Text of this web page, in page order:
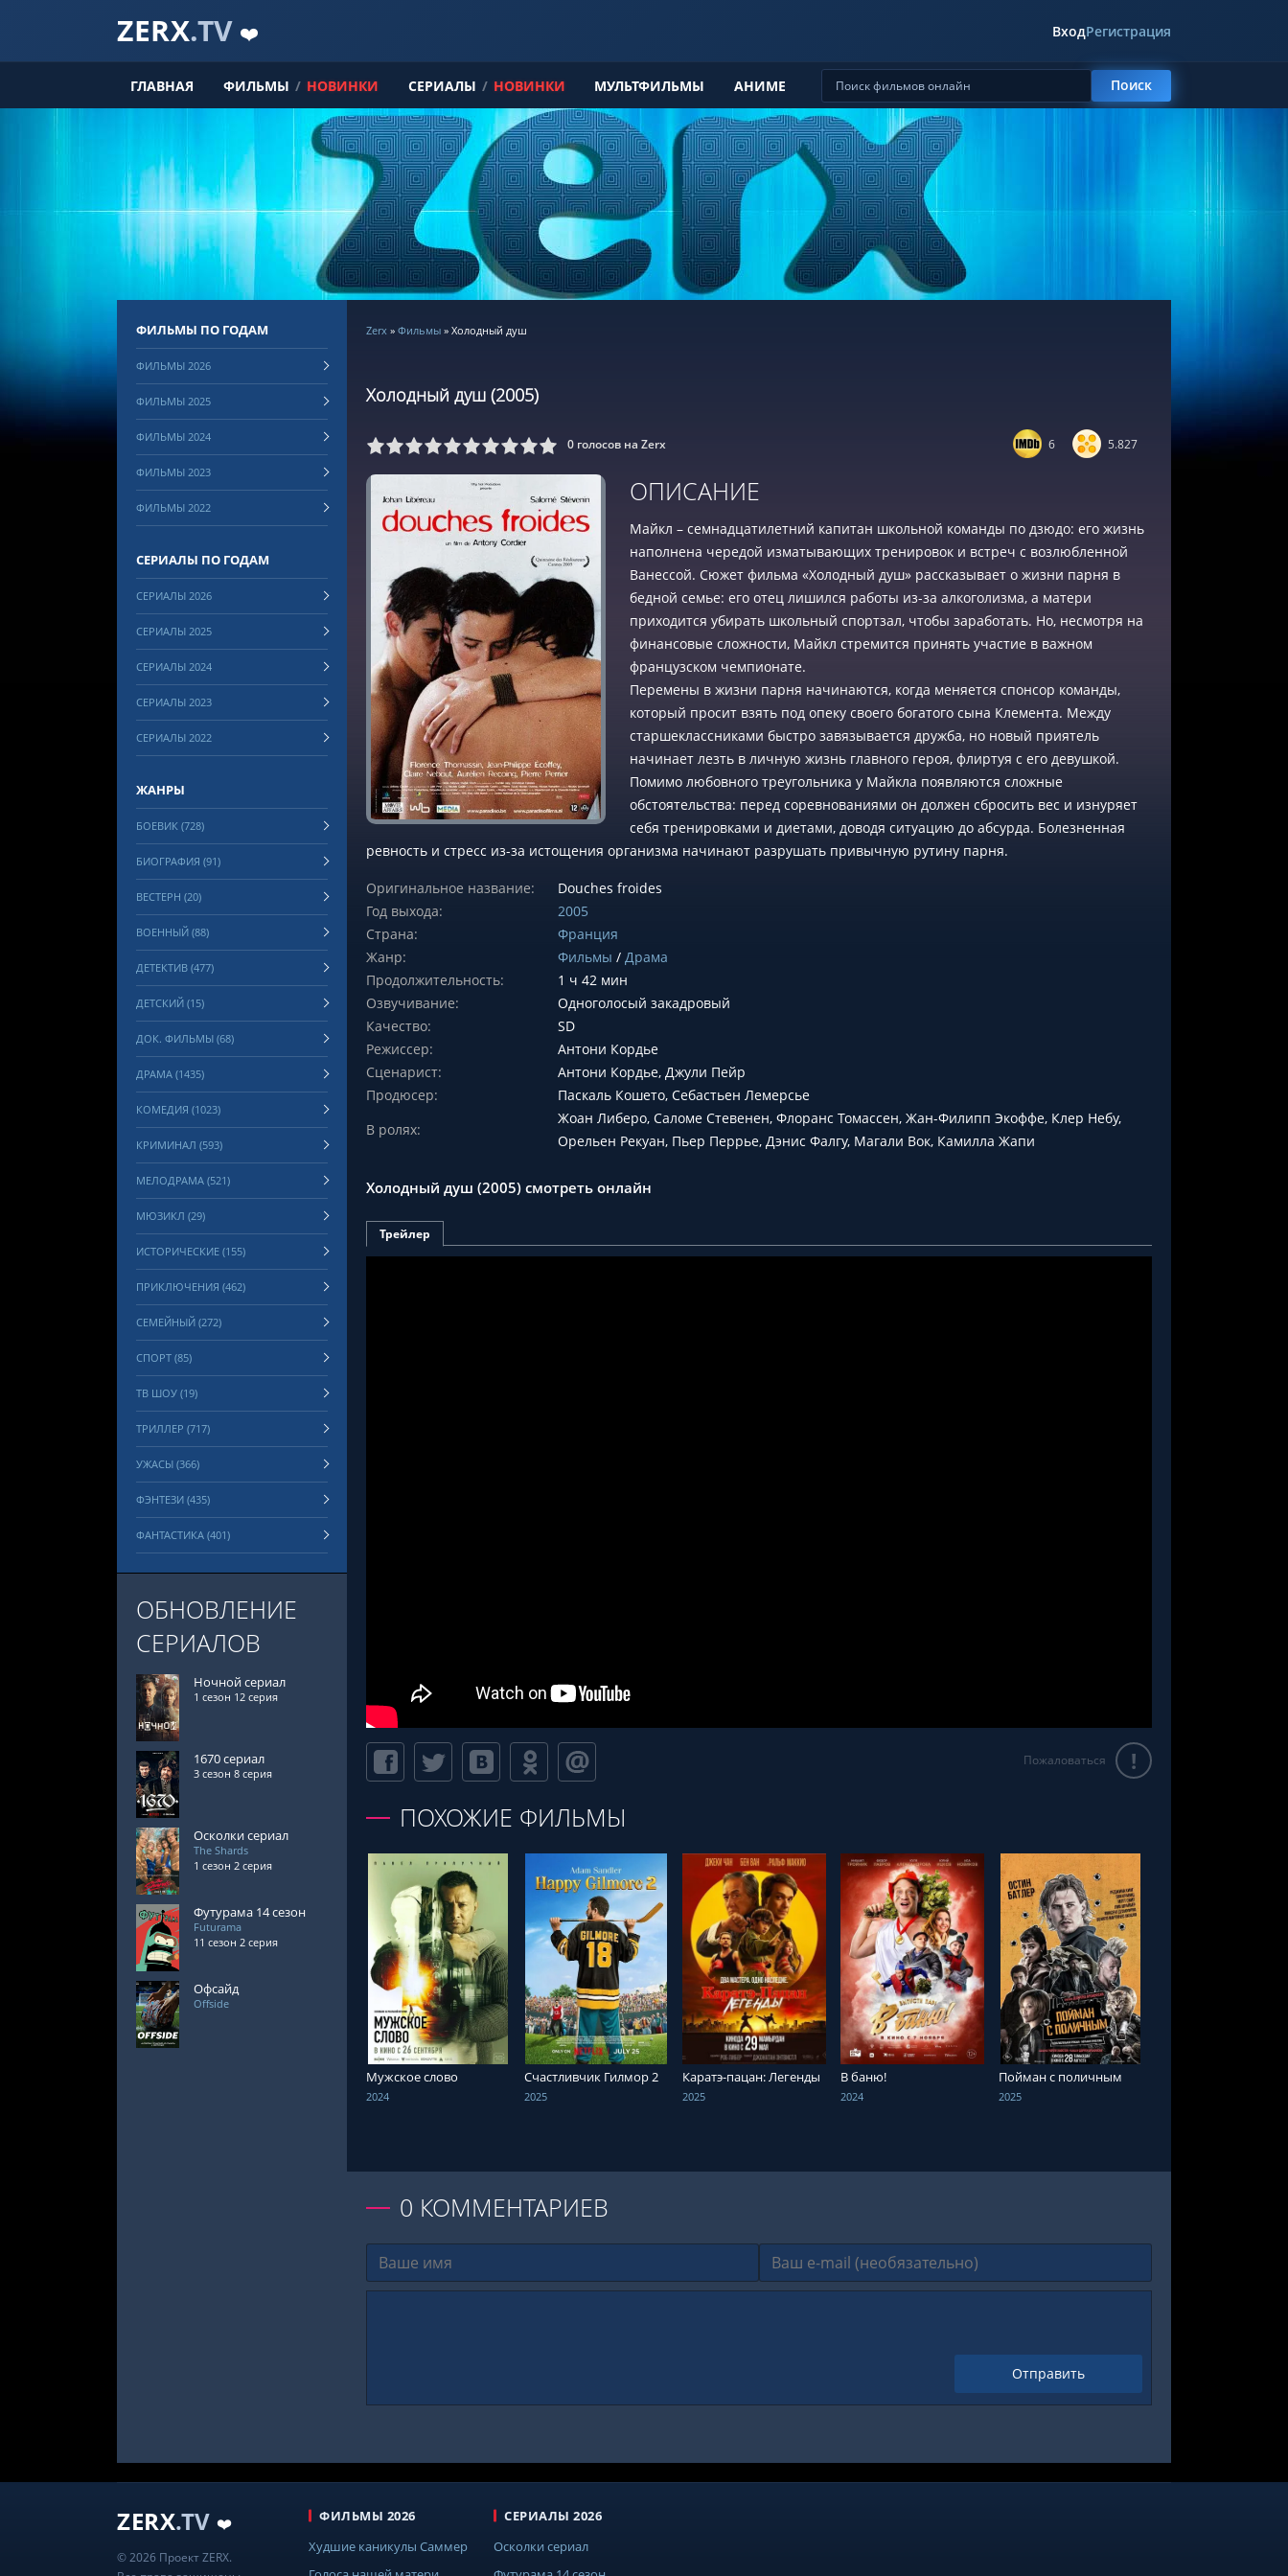
ZERX.TV ❤️ ВходРегистрация
ГЛАВНАЯ ФИЛЬМЫ / НОВИНКИ СЕРИАЛЫ / НОВИНКИ МУЛЬТФИЛЬМЫ АНИМЕ Поиск
Zerx » Фильмы » Холодный душ
Холодный душ (2005)
0 6 7 8 9 10 0 голосов на Zerx 6 5.827
ОПИСАНИЕ
Майкл – семнадцатилетний капитан школьной команды по дзюдо: его жизнь
наполнена чередой изматывающих тренировок и встреч с возлюбленной
Ванессой. Сюжет фильма «Холодный душ» рассказывает о жизни парня в
бедной семье: его отец лишился работы из-за алкоголизма, а матери
приходится убирать школьный спортзал, чтобы заработать. Но, несмотря на
финансовые сложности, Майкл стремится принять участие в важном
французском чемпионате.
Перемены в жизни парня начинаются, когда меняется спонсор команды,
который просит взять под опеку своего богатого сына Клемента. Между
старшеклассниками быстро завязывается дружба, но новый приятель
начинает лезть в личную жизнь главного героя, флиртуя с его девушкой.
Помимо любовного треугольника у Майкла появляются сложные
обстоятельства: перед соревнованиями он должен сбросить вес и изнуряет
себя тренировками и диетами, доводя ситуацию до абсурда. Болезненная
ревность и стресс из-за истощения организма начинают разрушать привычную рутину парня.
Оригинальное название:
Douches froides
Год выхода:
2005
Страна:
Франция
Жанр:
Фильмы / Драма
Продолжительность:
1 ч 42 мин
Озвучивание:
Одноголосый закадровый
Качество:
SD
Режиссер:
Антони Кордье
Сценарист:
Антони Кордье, Джули Пейр
Продюсер:
Паскаль Кошето, Себастьен Лемерсье
В ролях:
Жоан Либеро, Саломе Стевенен, Флоранс Томассен, Жан-Филипп Экоффе, Клер Небу,
Орельен Рекуан, Пьер Перрье, Дэнис Фалгу, Магали Вок, Камилла Жапи
Холодный душ (2005) смотреть онлайн
Трейлер
Пожаловаться !
ПОХОЖИЕ ФИЛЬМЫ
СМОТРЕТЬ ОНЛАЙН
Мужское слово
2024
СМОТРЕТЬ ОНЛАЙН
Счастливчик Гилмор 2
2025
СМОТРЕТЬ ОНЛАЙН
Каратэ-пацан: Легенды
2025
СМОТРЕТЬ ОНЛАЙН
В баню!
2024
СМОТРЕТЬ ОНЛАЙН
Пойман с поличным
2025
0 КОММЕНТАРИЕВ
Отправить
ФИЛЬМЫ ПО ГОДАМ
ФИЛЬМЫ 2026
ФИЛЬМЫ 2025
ФИЛЬМЫ 2024
ФИЛЬМЫ 2023
ФИЛЬМЫ 2022
СЕРИАЛЫ ПО ГОДАМ
СЕРИАЛЫ 2026
СЕРИАЛЫ 2025
СЕРИАЛЫ 2024
СЕРИАЛЫ 2023
СЕРИАЛЫ 2022
ЖАНРЫ
БОЕВИК (728)
БИОГРАФИЯ (91)
ВЕСТЕРН (20)
ВОЕННЫЙ (88)
ДЕТЕКТИВ (477)
ДЕТСКИЙ (15)
ДОК. ФИЛЬМЫ (68)
ДРАМА (1435)
КОМЕДИЯ (1023)
КРИМИНАЛ (593)
МЕЛОДРАМА (521)
МЮЗИКЛ (29)
ИСТОРИЧЕСКИЕ (155)
ПРИКЛЮЧЕНИЯ (462)
СЕМЕЙНЫЙ (272)
СПОРТ (85)
ТВ ШОУ (19)
ТРИЛЛЕР (717)
УЖАСЫ (366)
ФЭНТЕЗИ (435)
ФАНТАСТИКА (401)
ОБНОВЛЕНИЕ
СЕРИАЛОВ
Ночной сериал
1 сезон 12 серия
1670 сериал
3 сезон 8 серия
Осколки сериал
The Shards
1 сезон 2 серия
Футурама 14 сезон
Futurama
11 сезон 2 серия
Офсайд
Offside
ZERX.TV ❤️
© 2026 Проект ZERX.
ФИЛЬМЫ 2026
Худшие каникулы Саммер
СЕРИАЛЫ 2026
Осколки сериал